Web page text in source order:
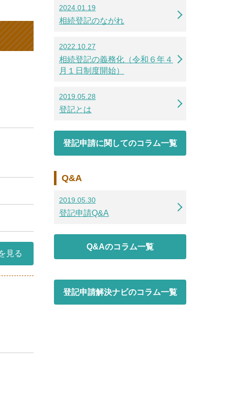
見る
2024.01.19
相続登記のながれ
2022.10.27
相続登記の義務化（令和６年４
月１日制度開始）
2019.05.28
登記とは
登記申請に関してのコラム一覧
Q&A
2019.05.30
登記申請Q&A
Q&Aのコラム一覧
登記申請解決ナビのコラム一覧